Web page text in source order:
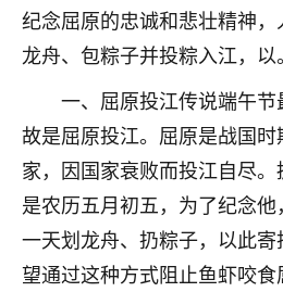
纪念屈原的忠诚和悲壮精神
龙舟、包粽子并投粽入江，以。
一、屈原投江传说端午
故是屈原投江。屈原是战国
家，因国家衰败而投江自尽
是农历五月初五，为了纪念
一天划龙舟、扔粽子，以此
望通过这种方式阻止鱼虾咬
鹿森：恭喜升职加薪！
12小时前 来自北京
心心相印
我身体不太好，总是病病
问题，反正就是不舒服。中
题，后来无意中看到有人推
之后，心情豁然开朗，也听
果问题。今年以来，身体比
了，老师说境随心转，现